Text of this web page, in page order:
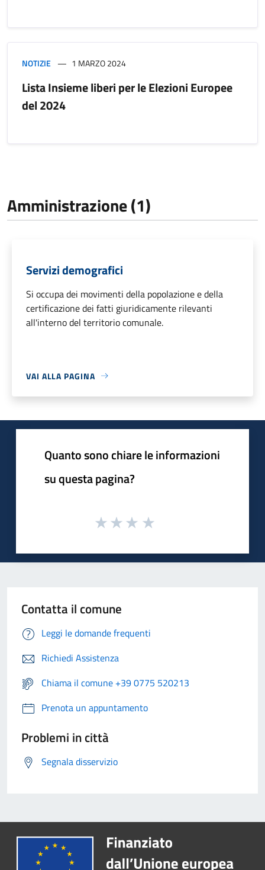
NOTIZIE 1 MARZO 2024
Lista Insieme liberi per le Elezioni Europee
del 2024
Amministrazione (1)
Servizi demografici
Si occupa dei movimenti della popolazione e della
certificazione dei fatti giuridicamente rilevanti
all'interno del territorio comunale.
VAI ALLA PAGINA
Quanto sono chiare le informazioni
su questa pagina?
Contatta il comune
Leggi le domande frequenti
Richiedi Assistenza
Chiama il comune +39 0775 520213
Prenota un appuntamento
Problemi in città
Segnala disservizio